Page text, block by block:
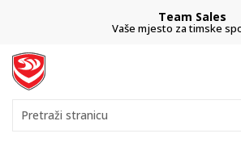
Team Sales
Vaše mjesto za timske
Pretraži stranicu